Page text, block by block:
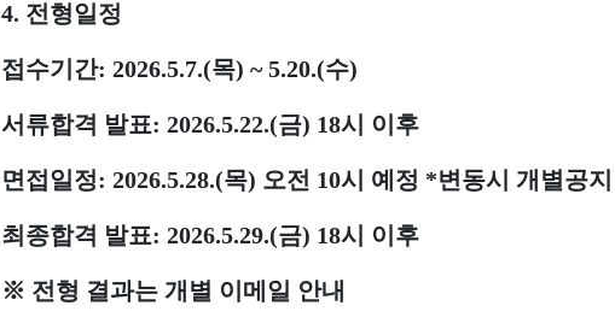
4. 전형일정
접수기간: 2026.5.7.(목) ~ 5.20.(수)
서류합격 발표: 2026.5.22.(금) 18시 이후
면접일정: 2026.5.28.(목) 오전 10시 예정 *변동시 개별공지
최종합격 발표: 2026.5.29.(금) 18시 이후
※ 전형 결과는 개별 이메일 안내